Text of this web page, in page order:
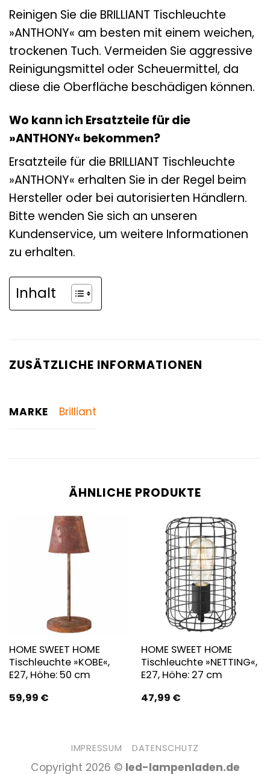
Reinigen Sie die BRILLIANT Tischleuchte
»ANTHONY« am besten mit einem weichen,
trockenen Tuch. Vermeiden Sie aggressive
Reinigungsmittel oder Scheuermittel, da
diese die Oberfläche beschädigen können.
Wo kann ich Ersatzteile für die
»ANTHONY« bekommen?
Ersatzteile für die BRILLIANT Tischleuchte
»ANTHONY« erhalten Sie in der Regel beim
Hersteller oder bei autorisierten Händlern.
Bitte wenden Sie sich an unseren
Kundenservice, um weitere Informationen
zu erhalten.
Inhalt
ZUSÄTZLICHE INFORMATIONEN
MARKE Brilliant
ÄHNLICHE PRODUKTE
HOME SWEET HOME
Tischleuchte »KOBE«,
E27, Höhe: 50 cm
59,99 €
HOME SWEET HOME
Tischleuchte »NETTING«,
E27, Höhe: 27 cm
47,99 €
IMPRESSUM DATENSCHUTZ
Copyright 2026 © led-lampenladen.de